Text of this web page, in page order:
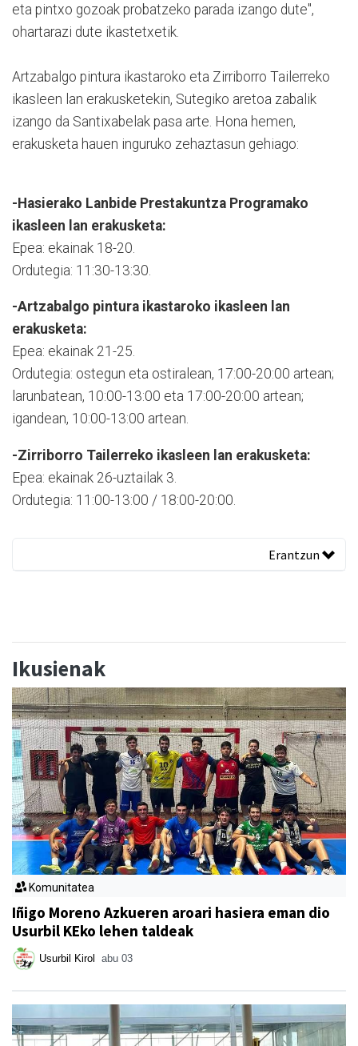
eta pintxo gozoak probatzeko parada izango dute",
ohartarazi dute ikastetxetik.
Artzabalgo pintura ikastaroko eta Zirriborro Tailerreko
ikasleen lan erakusketekin, Sutegiko aretoa zabalik
izango da Santixabelak pasa arte. Hona hemen,
erakusketa hauen inguruko zehaztasun gehiago:
-Hasierako Lanbide Prestakuntza Programako
ikasleen lan erakusketa:
Epea: ekainak 18-20.
Ordutegia: 11:30-13:30.
-Artzabalgo pintura ikastaroko ikasleen lan
erakusketa:
Epea: ekainak 21-25.
Ordutegia: ostegun eta ostiralean, 17:00-20:00 artean;
larunbatean, 10:00-13:00 eta 17:00-20:00 artean;
igandean, 10:00-13:00 artean.
-Zirriborro Tailerreko ikasleen lan erakusketa:
Epea: ekainak 26-uztailak 3.
Ordutegia: 11:00-13:00 / 18:00-20:00.
Erantzun
Ikusienak
Komunitatea
Iñigo Moreno Azkueren aroari hasiera eman dio
Usurbil KEko lehen taldeak
Usurbil Kirol abu 03